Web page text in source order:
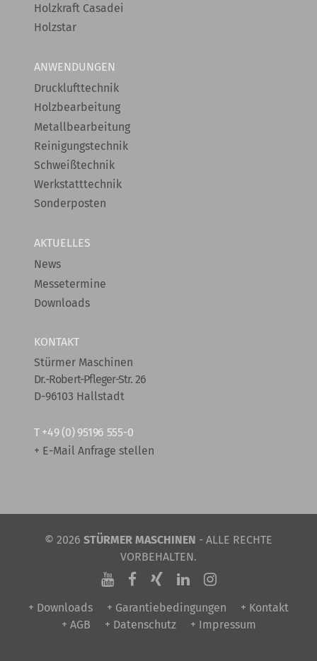
Holzkraft Casadei
Holzstar
ANWENDUNGEN
Drucklufttechnik
Holzbearbeitung
Metallbearbeitung
Reinigungstechnik
Schweißtechnik
Werkstatttechnik
Sonderposten
AKTUELLES
News
Messetermine
Downloads
KONTAKT
Stürmer Maschinen
Dr.-Robert-Pfleger-Str. 26
D-96103 Hallstadt
T +49 (0) 95196 555-0
+ E-Mail Anfrage stellen
© 2026 STÜRMER MASCHINEN - ALLE RECHTE
VORBEHALTEN.
+ Downloads + Garantiebedingungen
+ Kontakt
+ AGB
+ Datenschutz + Impressum